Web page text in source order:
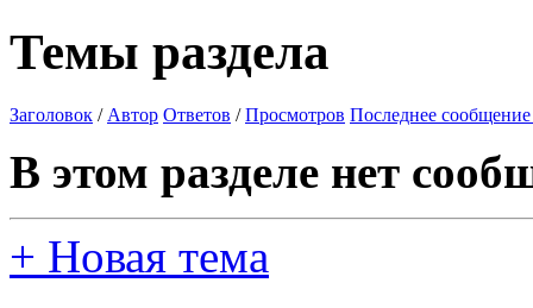
Темы раздела
Заголовок / Автор Ответов /Просмотров Последнее сообщение
В этом разделе нет
+ Новая тема